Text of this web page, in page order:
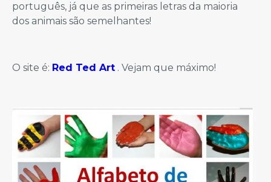
português, já que as primeiras letras da maioria
dos animais são semelhantes!
O site é: Red Ted Art . Vejam que máximo!